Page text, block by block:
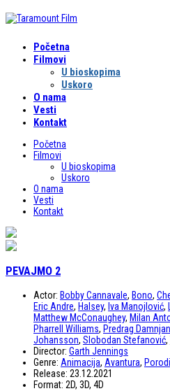
Početna
Filmovi
U bioskopima
Uskoro
O nama
Vesti
Kontakt
Početna
Filmovi
U bioskopima
Uskoro
O nama
Vesti
Kontakt
PEVAJMO 2
Actor: Bobby Cannavale, Bono,
Eric Andre, Halsey, Iva Manojlović,
Matthew McConaughey, Milan
Pharrell Williams, Predrag
Johansson, Slobodan Stefanović,
Director: Garth Jennings
Genre: Animacija, Avantura,
Release: 23.12.2021
Format: 2D, 3D, 4D